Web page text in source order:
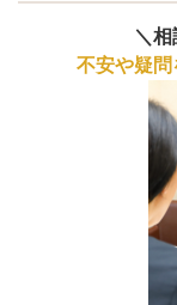
＼
不安や疑問